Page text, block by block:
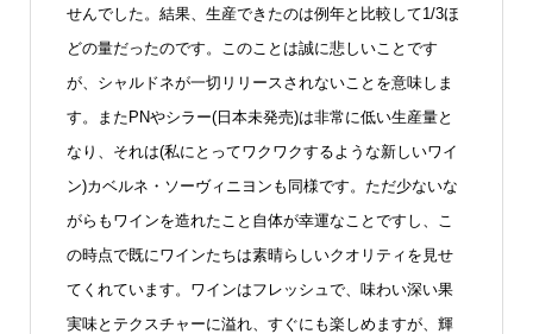
せんでした。結果、生産できたのは例年と比較して1/3ほ
どの量だったのです。このことは誠に悲しいことです
が、シャルドネが一切リリースされないことを意味しま
す。またPNやシラー(日本未発売)は非常に低い生産量と
なり、それは(私にとってワクワクするような新しいワイ
ン)カベルネ・ソーヴィニヨンも同様です。ただ少ないな
がらもワインを造れたこと自体が幸運なことですし、こ
の時点で既にワインたちは素晴らしいクオリティを見せ
てくれています。ワインはフレッシュで、味わい深い果
実味とテクスチャーに溢れ、すぐにも楽しめますが、輝